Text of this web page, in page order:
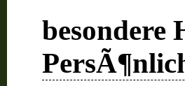
besondere